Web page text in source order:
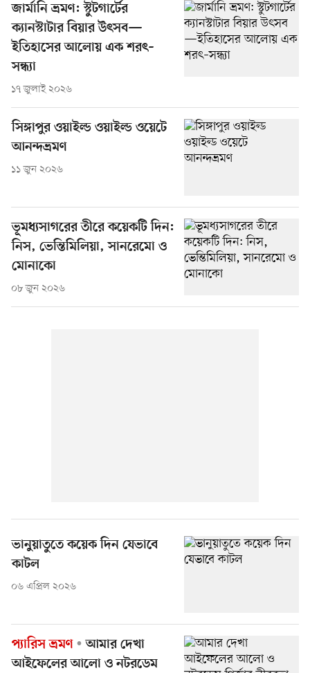
জার্মানি ভ্রমণ: স্টুটগার্টের
ক্যানস্টাটার বিয়ার উৎসব—
ইতিহাসের আলোয় এক শরৎ–
সন্ধ্যা
১৭ জুলাই ২০২৬
সিঙ্গাপুর ওয়াইল্ড ওয়াইল্ড ওয়েটে
আনন্দভ্রমণ
১১ জুন ২০২৬
ভূমধ্যসাগরের তীরে কয়েকটি দিন:
নিস, ভেন্তিমিলিয়া, সানরেমো ও
মোনাকো
০৮ জুন ২০২৬
ভানুয়াতুতে কয়েক দিন যেভাবে
কাটল
০৬ এপ্রিল ২০২৬
প্যারিস ভ্রমণ
আমার দেখা
আইফেলের আলো ও নটরডেম